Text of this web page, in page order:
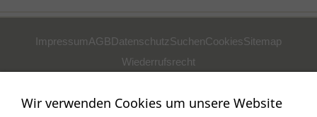
ImpressumAGBDatenschutzSuchenCookiesSitemap
Wiederrufsrecht
Wir verwenden Cookies um unsere Website